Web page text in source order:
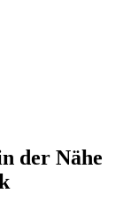
der Nähe